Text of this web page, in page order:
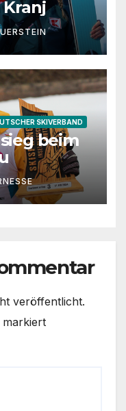
Kranj
SKIVERBAND
beim
veröffentlicht.
markiert